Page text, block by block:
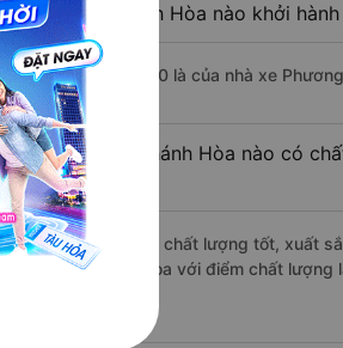
Ranh - Khánh Hòa nào khởi
là vào lúc 23:20 là của nhà xe
Cam Ranh - Khánh Hòa nào có
Quận 8 - Sài Gòn chất lượng tốt, xuất
Ranh - Khánh Hòa với điểm chất